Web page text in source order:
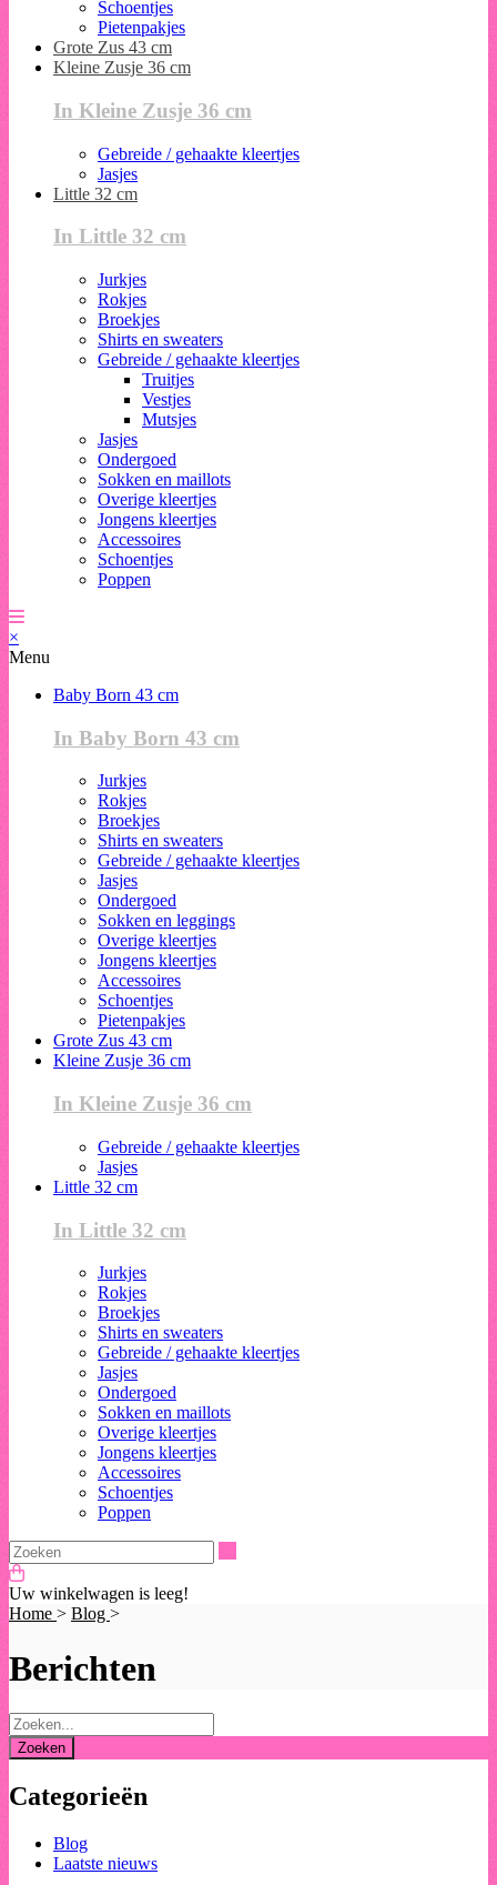
Schoentjes
Pietenpakjes
Grote Zus 43 cm
Kleine Zusje 36 cm
In Kleine Zusje 36 cm
Gebreide / gehaakte kleertjes
Jasjes
Little 32 cm
In Little 32 cm
Jurkjes
Rokjes
Broekjes
Shirts en sweaters
Gebreide / gehaakte kleertjes
Truitjes
Vestjes
Mutsjes
Jasjes
Ondergoed
Sokken en maillots
Overige kleertjes
Jongens kleertjes
Accessoires
Schoentjes
Poppen
×
Menu
Baby Born 43 cm
In Baby Born 43 cm
Jurkjes
Rokjes
Broekjes
Shirts en sweaters
Gebreide / gehaakte kleertjes
Jasjes
Ondergoed
Sokken en leggings
Overige kleertjes
Jongens kleertjes
Accessoires
Schoentjes
Pietenpakjes
Grote Zus 43 cm
Kleine Zusje 36 cm
In Kleine Zusje 36 cm
Gebreide / gehaakte kleertjes
Jasjes
Little 32 cm
In Little 32 cm
Jurkjes
Rokjes
Broekjes
Shirts en sweaters
Gebreide / gehaakte kleertjes
Jasjes
Ondergoed
Sokken en maillots
Overige kleertjes
Jongens kleertjes
Accessoires
Schoentjes
Poppen
Uw winkelwagen is leeg!
Home > Blog >
Berichten
Categorieën
Blog
Laatste nieuws